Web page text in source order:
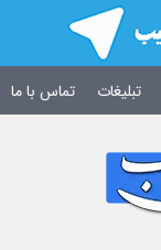
تبلیغات تماس با ما